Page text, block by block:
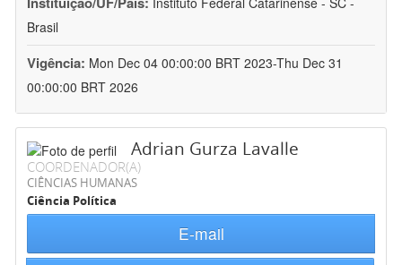
Brasil
Vigência: Mon Dec 04 00:00:00 BRT 2023-Thu Dec 31
00:00:00 BRT 2026
Adrian Gurza Lavalle
COORDENADOR(A)
CIÊNCIAS HUMANAS
Ciência Política
E-mail